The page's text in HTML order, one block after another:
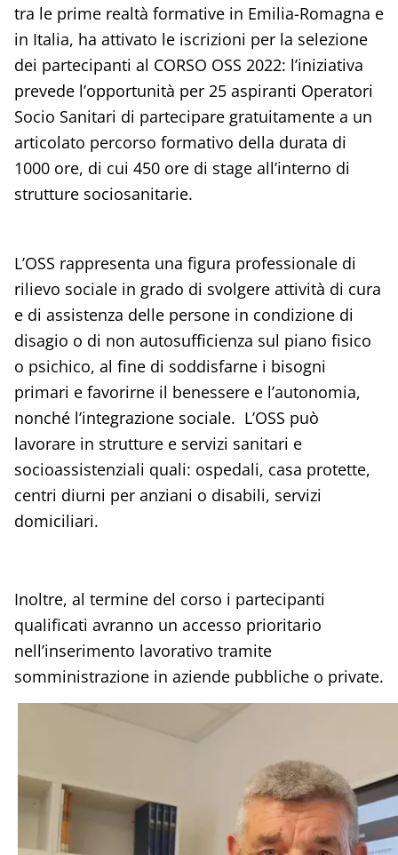
tra le prime realtà formative in Emilia-Romagna e
in Italia, ha attivato le iscrizioni per la selezione
dei partecipanti al CORSO OSS 2022: l’iniziativa
prevede l’opportunità per 25 aspiranti Operatori
Socio Sanitari di partecipare gratuitamente a un
articolato percorso formativo della durata di
1000 ore, di cui 450 ore di stage all’interno di
strutture sociosanitarie.
L’OSS rappresenta una figura professionale di
rilievo sociale in grado di svolgere attività di cura
e di assistenza delle persone in condizione di
disagio o di non autosufficienza sul piano fisico
o psichico, al fine di soddisfarne i bisogni
primari e favorirne il benessere e l’autonomia,
nonché l’integrazione sociale. L’OSS può
lavorare in strutture e servizi sanitari e
socioassistenziali quali: ospedali, casa protette,
centri diurni per anziani o disabili, servizi
domiciliari.
Inoltre, al termine del corso i partecipanti
qualificati avranno un accesso prioritario
nell’inserimento lavorativo tramite
somministrazione in aziende pubbliche o private.